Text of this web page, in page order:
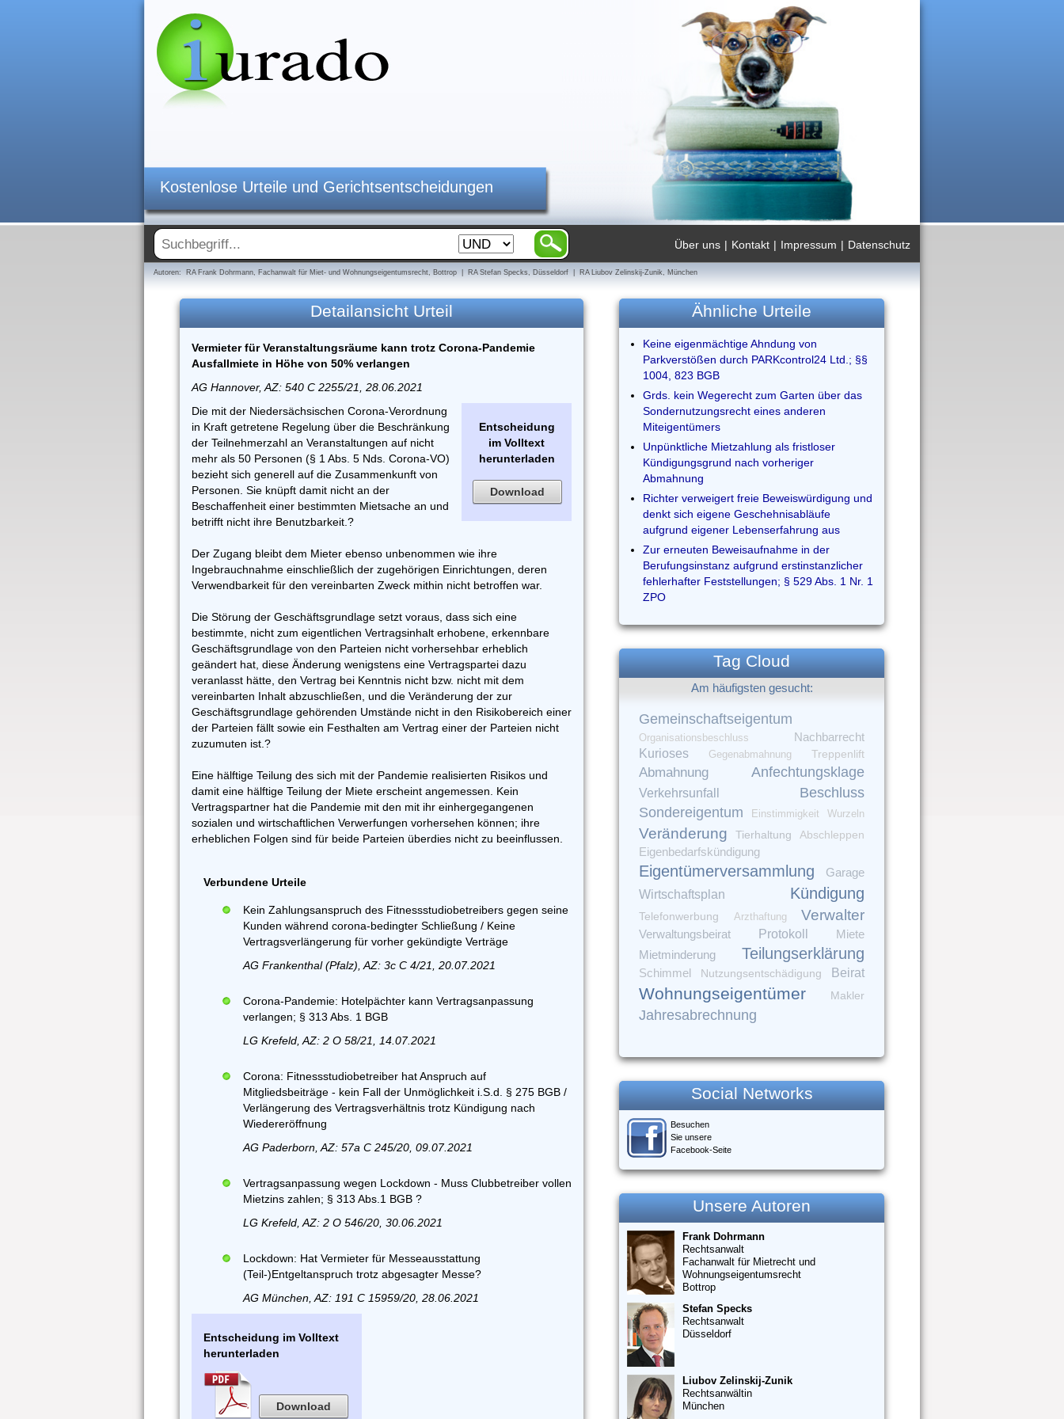
Kostenlose Urteile und Gerichtsentscheidungen
Datenschutz
|
Impressum
|
Kontakt
|
Über uns
Autoren: RA Frank Dohrmann, Fachanwalt für Miet- und Wohnungseigentumsrecht, Bottrop | RA Stefan Specks, Düsseldorf | RA Liubov Zelinskij-Zunik, München
Detailansicht Urteil
Vermieter für Veranstaltungsräume kann trotz Corona-Pandemie
Ausfallmiete in Höhe von 50% verlangen
AG Hannover, AZ: 540 C 2255/21, 28.06.2021
Entscheidung
im Volltext
herunterladen
Download
Die mit der Niedersächsischen Corona-Verordnung
in Kraft getretene Regelung über die Beschränkung
der Teilnehmerzahl an Veranstaltungen auf nicht
mehr als 50 Personen (§ 1 Abs. 5 Nds. Corona-VO)
bezieht sich generell auf die Zusammenkunft von
Personen. Sie knüpft damit nicht an der
Beschaffenheit einer bestimmten Mietsache an und
betrifft nicht ihre Benutzbarkeit.?
Der Zugang bleibt dem Mieter ebenso unbenommen wie ihre
Ingebrauchnahme einschließlich der zugehörigen Einrichtungen, deren
Verwendbarkeit für den vereinbarten Zweck mithin nicht betroffen war.
Die Störung der Geschäftsgrundlage setzt voraus, dass sich eine
bestimmte, nicht zum eigentlichen Vertragsinhalt erhobene, erkennbare
Geschäftsgrundlage von den Parteien nicht vorhersehbar erheblich
geändert hat, diese Änderung wenigstens eine Vertragspartei dazu
veranlasst hätte, den Vertrag bei Kenntnis nicht bzw. nicht mit dem
vereinbarten Inhalt abzuschließen, und die Veränderung der zur
Geschäftsgrundlage gehörenden Umstände nicht in den Risikobereich einer
der Parteien fällt sowie ein Festhalten am Vertrag einer der Parteien nicht
zuzumuten ist.?
Eine hälftige Teilung des sich mit der Pandemie realisierten Risikos und
damit eine hälftige Teilung der Miete erscheint angemessen. Kein
Vertragspartner hat die Pandemie mit den mit ihr einhergegangenen
sozialen und wirtschaftlichen Verwerfungen vorhersehen können; ihre
erheblichen Folgen sind für beide Parteien überdies nicht zu beeinflussen.
Verbundene Urteile
Kein Zahlungsanspruch des Fitnessstudiobetreibers gegen seine
Kunden während corona-bedingter Schließung / Keine
Vertragsverlängerung für vorher gekündigte Verträge
AG Frankenthal (Pfalz), AZ: 3c C 4/21, 20.07.2021
Corona-Pandemie: Hotelpächter kann Vertragsanpassung
verlangen; § 313 Abs. 1 BGB
LG Krefeld, AZ: 2 O 58/21, 14.07.2021
Corona: Fitnessstudiobetreiber hat Anspruch auf
Mitgliedsbeiträge - kein Fall der Unmöglichkeit i.S.d. § 275 BGB /
Verlängerung des Vertragsverhältnis trotz Kündigung nach
Wiedereröffnung
AG Paderborn, AZ: 57a C 245/20, 09.07.2021
Vertragsanpassung wegen Lockdown - Muss Clubbetreiber vollen
Mietzins zahlen; § 313 Abs.1 BGB ?
LG Krefeld, AZ: 2 O 546/20, 30.06.2021
Lockdown: Hat Vermieter für Messeausstattung
(Teil-)Entgeltanspruch trotz abgesagter Messe?
AG München, AZ: 191 C 15959/20, 28.06.2021
Entscheidung im Volltext
herunterladen
Download
Ähnliche Urteile
Keine eigenmächtige Ahndung von
Parkverstößen durch PARKcontrol24 Ltd.; §§
1004, 823 BGB
Grds. kein Wegerecht zum Garten über das
Sondernutzungsrecht eines anderen
Miteigentümers
Unpünktliche Mietzahlung als fristloser
Kündigungsgrund nach vorheriger
Abmahnung
Richter verweigert freie Beweiswürdigung und
denkt sich eigene Geschehnisabläufe
aufgrund eigener Lebenserfahrung aus
Zur erneuten Beweisaufnahme in der
Berufungsinstanz aufgrund erstinstanzlicher
fehlerhafter Feststellungen; § 529 Abs. 1 Nr. 1
ZPO
Tag Cloud
Am häufigsten gesucht:
Gemeinschaftseigentum
Organisationsbeschluss Nachbarrecht
Kurioses Gegenabmahnung Treppenlift
Abmahnung Anfechtungsklage
Verkehrsunfall Beschluss
Sondereigentum Einstimmigkeit Wurzeln
Veränderung Tierhaltung Abschleppen
Eigenbedarfskündigung
Eigentümerversammlung
Garage
Wirtschaftsplan
Kündigung
Telefonwerbung Arzthaftung Verwalter
Verwaltungsbeirat Protokoll Miete
Mietminderung Teilungserklärung
Schimmel Nutzungsentschädigung Beirat
Wohnungseigentümer Makler
Jahresabrechnung
Social Networks
Besuchen
Sie unsere
Facebook-Seite
Unsere Autoren
Frank Dohrmann
Rechtsanwalt
Fachanwalt für Mietrecht und
Wohnungseigentumsrecht
Bottrop
Stefan Specks
Rechtsanwalt
Düsseldorf
Liubov Zelinskij-Zunik
Rechtsanwältin
München